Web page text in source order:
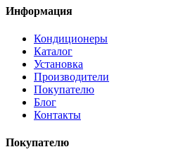
Информация
Кондиционеры
Каталог
Установка
Производители
Покупателю
Блог
Контакты
Покупателю